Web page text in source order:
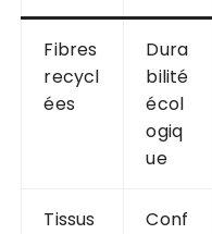
Fibres
recycl
ées
Dura
bilité
écol
ogiq
ue
Tissus
Conf